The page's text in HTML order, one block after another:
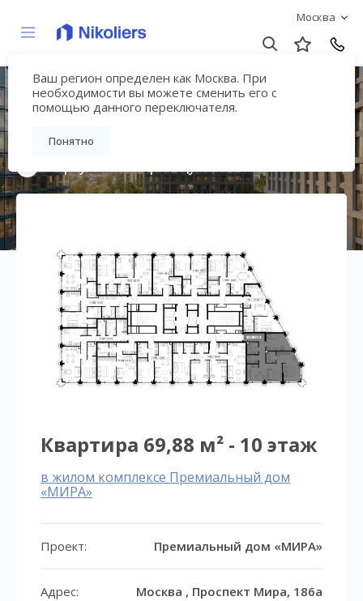
Москва
Ваш регион определен как Москва. При
необходимости вы можете сменить его с
помощью данного переключателя.
Понятно
Премиальный дом
«МИРА»
Квартира 69,88 м² - 10 этаж
в жилом комплексе Премиальный дом
«МИРА»
Проект: Премиальный дом «МИРА»
Адрес: Москва , Проспект Мира, 186а